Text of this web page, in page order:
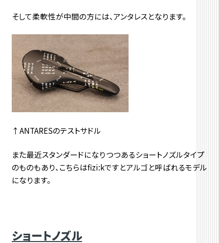
そして柔軟性が中間の方には、アンタレスとなります。
↑ANTARESのテストサドル
また最近スタンダードになりつつあるショートノズルタイプ
のものもあり、こちらはfizi:kですとアルゴと呼ばれるモデル
になります。
ショートノズル